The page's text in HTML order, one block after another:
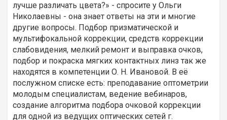
лучше различать цвета?» - спросите у Ольги
Николаевны - она знает ответы на эти и многие
другие вопросы. Подбор призматической и
мультифокальной коррекции, средств коррекции
слабовидения, мелкий ремонт и выправка очков,
подбор и покраска мягких контактных линз так же
находятся в компетенции О. Н. Ивановой. В её
послужном списке есть: преподавание оптометрии
молодым специалистам, ведение вебинаров,
создание алгоритма подбора очковой коррекции
для одной из ведущих оптических сетей г.